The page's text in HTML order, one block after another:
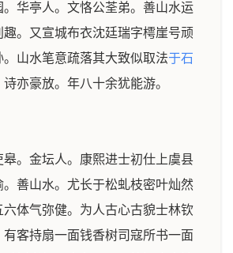
。华亭人。文恪公荃弟。善山水运
。又宣城布衣沈廷瑞字樗崖号顽
山水笔意疏落其大致似取法于石
亦豪放。年八十余犹能游。
皋。金坛人。康熙进士初仕上虞县
善山水。尤长于松虬枝密叶灿然
六体气弥健。为人古心古貌士林钦
有客持扇一面钱香树司寇所书一面